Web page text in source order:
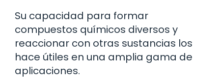
Su capacidad para formar
compuestos químicos diversos y
reaccionar con otras sustancias los
hace útiles en una amplia gama de
aplicaciones.